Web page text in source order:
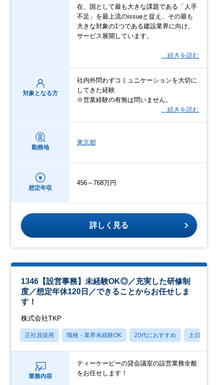
在、国として最も大きな課題である「人手
不足」を最上流のissueと捉え、その最も
大きな対象の1つである建設業界に向け、
サービス展開しています。
…続きを読む
対象となる方
社内外問わずコミュニケーションを大切に
してきた経験
※営業経験の有無は問いません。
…続きを読む
勤務地
東京都
想定年収
456～768万円
詳しく見る
1346【設営事務】未経験OK◎／充実した研修制
度／想定年休120日／できることからお任せしま
す！
株式会社TKP
正社員採用 職種・業界未経験OK 20代におすすめ 土日祝休み
業務内容
ティーケーピーの貸会議室の設営業務全般
をお任せします！